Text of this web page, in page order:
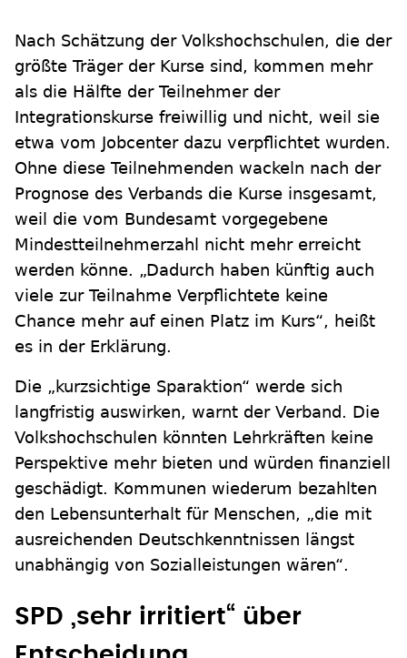
Nach Schätzung der Volkshochschulen, die der
größte Träger der Kurse sind, kommen mehr
als die Hälfte der Teilnehmer der
Integrationskurse freiwillig und nicht, weil sie
etwa vom Jobcenter dazu verpflichtet wurden.
Ohne diese Teilnehmenden wackeln nach der
Prognose des Verbands die Kurse insgesamt,
weil die vom Bundesamt vorgegebene
Mindestteilnehmerzahl nicht mehr erreicht
werden könne. „Dadurch haben künftig auch
viele zur Teilnahme Verpflichtete keine
Chance mehr auf einen Platz im Kurs“, heißt
es in der Erklärung.
Die „kurzsichtige Sparaktion“ werde sich
langfristig auswirken, warnt der Verband. Die
Volkshochschulen könnten Lehrkräften keine
Perspektive mehr bieten und würden finanziell
geschädigt. Kommunen wiederum bezahlten
den Lebensunterhalt für Menschen, „die mit
ausreichenden Deutschkenntnissen längst
unabhängig von Sozialleistungen wären“.
SPD „sehr irritiert“ über